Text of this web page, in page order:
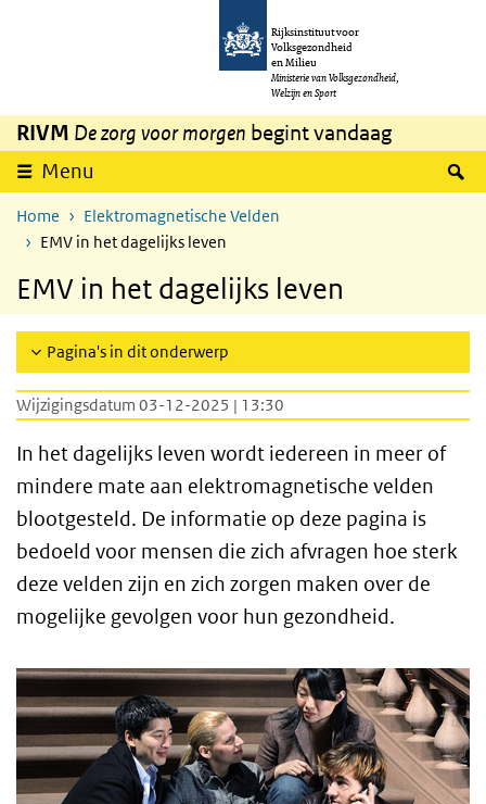
Overslaan en naar de inhoud gaan
Rijksinstituut voor
Volksgezondheid
en Milieu
Ministerie van Volksgezondheid,
Welzijn en Sport
RIVM De zorg voor morgen begint vandaag
Menu
Home
Elektromagnetische Velden
EMV in het dagelijks leven
EMV in het dagelijks leven
Pagina's in dit onderwerp
Wijzigingsdatum 03-12-2025 | 13:30
In het dagelijks leven wordt iedereen in meer of
mindere mate aan elektromagnetische velden
blootgesteld. De informatie op deze pagina is
bedoeld voor mensen die zich afvragen hoe sterk
deze velden zijn en zich zorgen maken over de
mogelijke gevolgen voor hun gezondheid.